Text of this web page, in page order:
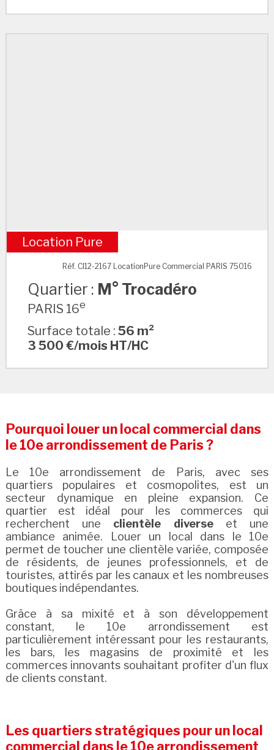
M° Trocadéro
Location Pure
Réf. CI12-2167 LocationPure Commercial PARIS 75016
Quartier : M° Trocadéro
PARIS 16e
Surface totale :56 m²
3 500 €/mois HT/HC
Pourquoi louer un local commercial dans
le 10e arrondissement de Paris ?
Le 10e arrondissement de Paris, avec ses
quartiers populaires et cosmopolites, est un
secteur dynamique en pleine expansion. Ce
quartier est idéal pour les commerces qui
recherchent une clientèle diverseet une
ambiance animée. Louer un local dans le 10e
permet de toucher une clientèle variée, composée
de résidents, de jeunes professionnels, et de
touristes, attirés par les canaux et les nombreuses
boutiques indépendantes.
Grâce à sa mixité et à son développement
constant, le 10e arrondissement est
particulièrement intéressant pour les restaurants,
les bars, les magasins de proximité et les
commerces innovants souhaitant profiter d'un flux
de clients constant.
Les quartiers stratégiques pour un local
commercial dans le 10e arrondissement